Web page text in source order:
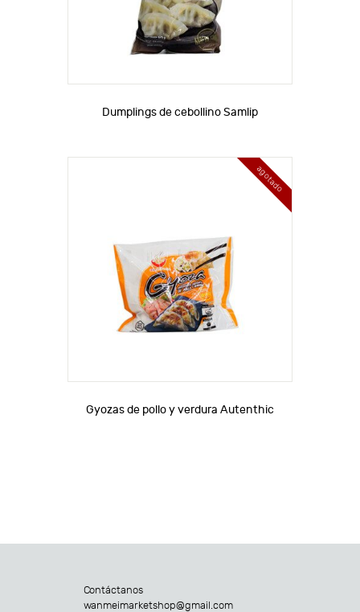
Dumplings de cebollino Samlip
agotado
Gyozas de pollo y verdura Autenthic
Contáctanos
wanmeimarketshop@gmail.com